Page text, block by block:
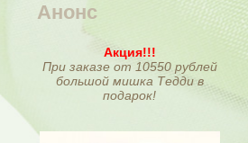
Анонс
Акция!!!
При заказе от 10550 рублей
большой мишка Тедди в
подарок!